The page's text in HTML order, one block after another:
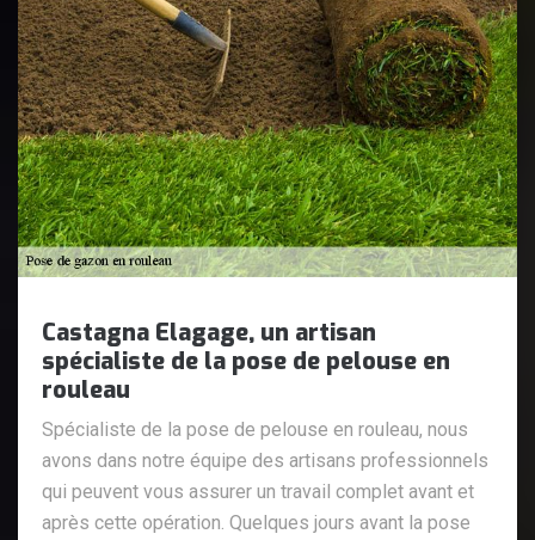
Castagna Elagage, un artisan
spécialiste de la pose de pelouse en
rouleau
Spécialiste de la pose de pelouse en rouleau, nous
avons dans notre équipe des artisans professionnels
qui peuvent vous assurer un travail complet avant et
après cette opération. Quelques jours avant la pose